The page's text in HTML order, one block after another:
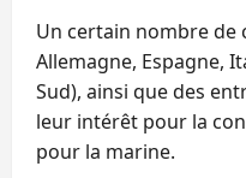
Un certain nombre de
Allemagne, Espagne,
Sud), ainsi que des
leur intérêt pour la
pour la marine.